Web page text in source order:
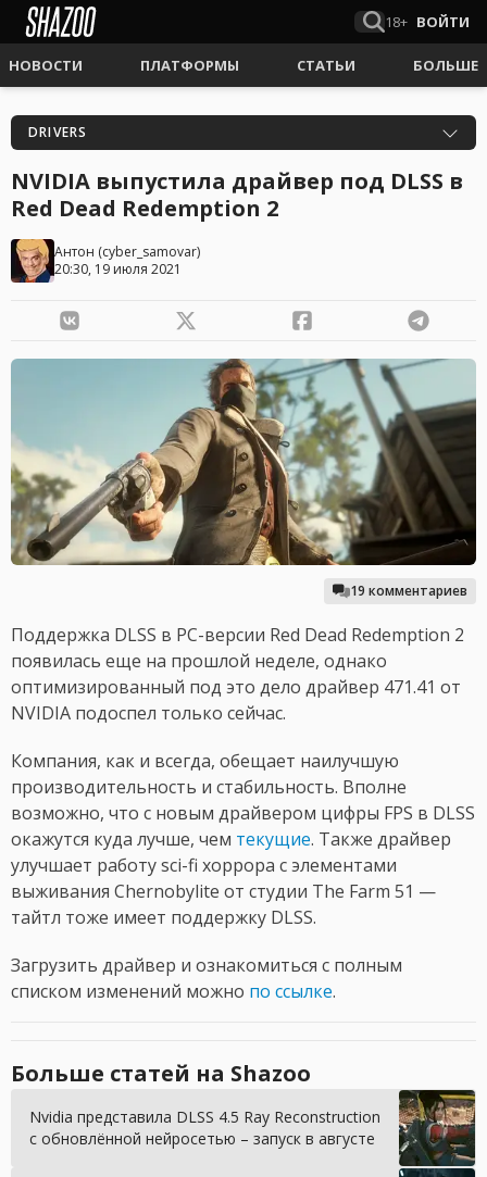
18+ ВОЙТИ
НОВОСТИ ПЛАТФОРМЫ СТАТЬИ БОЛЬШЕ
DRIVERS
NVIDIA выпустила драйвер под DLSS в
Red Dead Redemption 2
Антон (cyber_samovar)
20:30, 19 июля 2021
19 комментариев
Поддержка DLSS в PC-версии Red Dead Redemption 2
появилась еще на прошлой неделе, однако
оптимизированный под это дело драйвер 471.41 от
NVIDIA подоспел только сейчас.
Компания, как и всегда, обещает наилучшую
производительность и стабильность. Вполне
возможно, что с новым драйвером цифры FPS в DLSS
окажутся куда лучше, чем текущие. Также драйвер
улучшает работу sci-fi хоррора с элементами
выживания Chernobylite от студии The Farm 51 —
тайтл тоже имеет поддержку DLSS.
Загрузить драйвер и ознакомиться с полным
списком изменений можно по ссылке.
Больше статей на Shazoo
Nvidia представила DLSS 4.5 Ray Reconstruction
с обновлённой нейросетью – запуск в августе